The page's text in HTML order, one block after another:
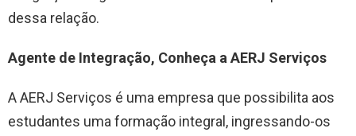
dessa relação.
Agente de Integração, Conheça a AERJ Serviços
A AERJ Serviços é uma empresa que possibilita aos
estudantes uma formação integral, ingressando-os